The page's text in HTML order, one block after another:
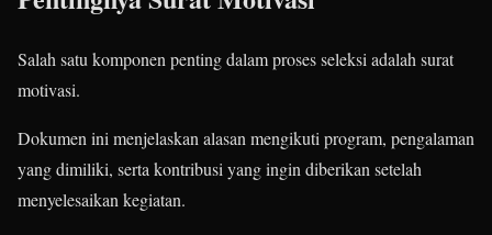
Salah satu komponen penting dalam proses seleksi adalah surat
motivasi.
Dokumen ini menjelaskan alasan mengikuti program, pengalaman
yang dimiliki, serta kontribusi yang ingin diberikan setelah
menyelesaikan kegiatan.